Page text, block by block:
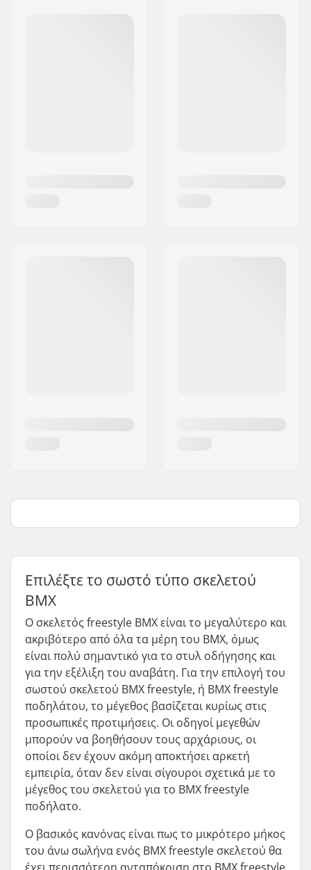
Επιλέξτε το σωστό τύπο σκελετού
BMX
Ο σκελετός freestyle BMX είναι το μεγαλύτερο και
ακριβότερο από όλα τα μέρη του BMX, όμως
είναι πολύ σημαντικό για το στυλ οδήγησης και
για την εξέλιξη του αναβάτη. Για την επιλογή του
σωστού σκελετού BMX freestyle, ή BMX freestyle
ποδηλάτου, το μέγεθος βασίζεται κυρίως στις
προσωπικές προτιμήσεις. Οι οδηγοί μεγεθών
μπορούν να βοηθήσουν τους αρχάριους, οι
οποίοι δεν έχουν ακόμη αποκτήσει αρκετή
εμπειρία, όταν δεν είναι σίγουροι σχετικά με το
μέγεθος του σκελετού για το BMX freestyle
ποδήλατο.
Ο βασικός κανόνας είναι πως το μικρότερο μήκος
του άνω σωλήνα ενός BMX freestyle σκελετού θα